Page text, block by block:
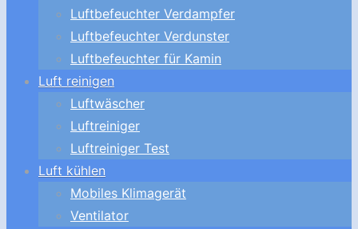
Luftbefeuchter Verdampfer
Luftbefeuchter Verdunster
Luftbefeuchter für Kamin
Luft reinigen
Luftwäscher
Luftreiniger
Luftreiniger Test
Luft kühlen
Mobiles Klimagerät
Ventilator